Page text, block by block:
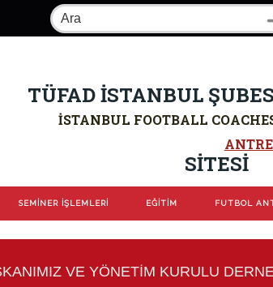
TÜFAD İSTANBUL
SİTESİ
İSTANBUL FOOTBALL
SEMİNER İŞLEMLERİ EĞİTİM FUTBOL
VE YÖNETİM KURULU